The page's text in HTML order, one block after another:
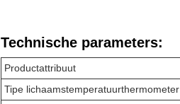
Technische parameters:
Productattribuut
Tipe lichaamstemperatuurthermometer